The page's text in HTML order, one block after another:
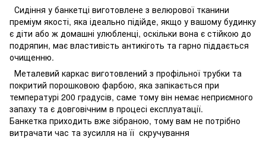
Сидіння у банкетці виготовлене з велюрової тканини
преміум якості, яка ідеально підійде, якщо у вашому будинку
є діти або ж домашні улюбленці, оскільки вона є стійкою до
подряпин, має властивість антикіготь та гарно піддається
очищенню.
Металевий каркас виготовлений з профільної трубки та
покритий порошковою фарбою, яка запікається при
температурі 200 градусів, саме тому він немає неприємного
запаху та є довговічним в процесі експлуатації.
Банкетка приходить вже зібраною, тому вам не потрібно
витрачати час та зусилля на її скручування